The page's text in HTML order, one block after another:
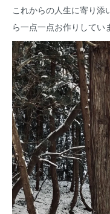
これからの人生に寄り添
ら一点一点お作りしてい